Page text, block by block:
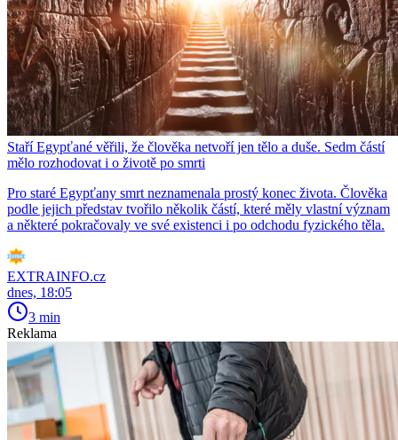
Staří Egypťané věřili, že člověka netvoří jen tělo a duše. Sedm částí
mělo rozhodovat i o životě po smrti
Pro staré Egypťany smrt neznamenala prostý konec života. Člověka
podle jejich představ tvořilo několik částí, které měly vlastní význam
a některé pokračovaly ve své existenci i po odchodu fyzického těla.
EXTRAINFO.cz
dnes, 18:05
3 min
Reklama